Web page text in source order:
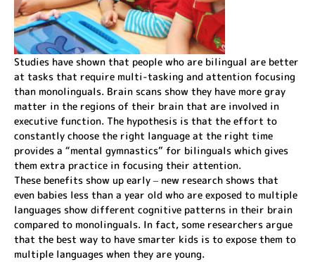
Studies have shown that people who are bilingual are better
at tasks that require multi-tasking and attention focusing
than monolinguals. Brain scans show they have more gray
matter in the regions of their brain that are involved in
executive function. The hypothesis is that the effort to
constantly choose the right language at the right time
provides a “mental gymnastics” for bilinguals which gives
them extra practice in focusing their attention.
These benefits show up early – new research shows that
even babies less than a year old who are exposed to multiple
languages show different cognitive patterns in their brain
compared to monolinguals. In fact, some researchers argue
that the best way to have smarter kids is to expose them to
multiple languages when they are young.